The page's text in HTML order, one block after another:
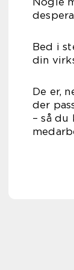
Bed i
din
De er,
der
– så